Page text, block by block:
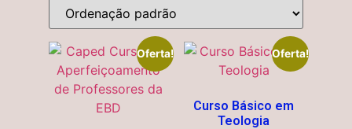
Oferta! Oferta!
Curso Básico em
Teologia